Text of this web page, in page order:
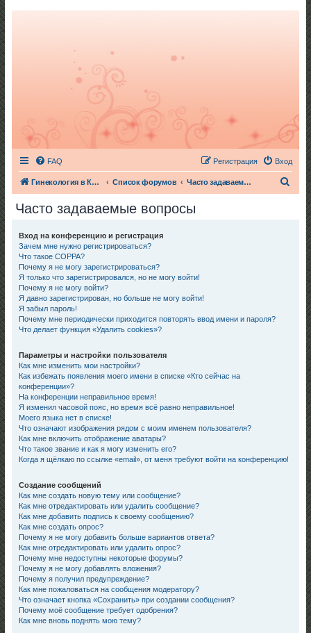
FAQ Вход
Регистрация
Гинекология в Киеве Список форумов Часто задаваемые вопросы
Часто задаваемые вопросы
Вход на конференцию и регистрация
Зачем мне нужно регистрироваться?
Что такое COPPA?
Почему я не могу зарегистрироваться?
Я только что зарегистрировался, но не могу войти!
Почему я не могу войти?
Я давно зарегистрирован, но больше не могу войти!
Я забыл пароль!
Почему мне периодически приходится повторять ввод имени и пароля?
Что делает функция «Удалить cookies»?
Параметры и настройки пользователя
Как мне изменить мои настройки?
Как избежать появления моего имени в списке «Кто сейчас на
конференции»?
На конференции неправильное время!
Я изменил часовой пояс, но время всё равно неправильное!
Моего языка нет в списке!
Что означают изображения рядом с моим именем пользователя?
Как мне включить отображение аватары?
Что такое звание и как я могу изменить его?
Когда я щёлкаю по ссылке «email», от меня требуют войти на конференцию!
Создание сообщений
Как мне создать новую тему или сообщение?
Как мне отредактировать или удалить сообщение?
Как мне добавить подпись к своему сообщению?
Как мне создать опрос?
Почему я не могу добавить больше вариантов ответа?
Как мне отредактировать или удалить опрос?
Почему мне недоступны некоторые форумы?
Почему я не могу добавлять вложения?
Почему я получил предупреждение?
Как мне пожаловаться на сообщения модератору?
Что означает кнопка «Сохранить» при создании сообщения?
Почему моё сообщение требует одобрения?
Как мне вновь поднять мою тему?